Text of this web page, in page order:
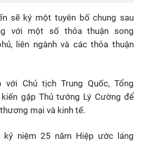
sẽ ký một tuyên bố chung sau
với một số thỏa thuận song
liên ngành và các thỏa thuận
với Chủ tịch Trung Quốc, Tổng
gặp Thủ tướng Lý Cường để
mại và kinh tế.
kỷ niệm 25 năm Hiệp ước láng